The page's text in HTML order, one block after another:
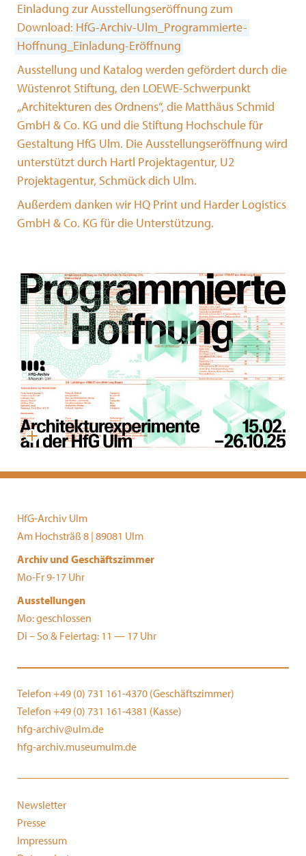
Einladung zur Ausstellungseröffnung zum
Download: HfG-Archiv-Ulm_Programmierte-
Hoffnung_Einladung-Eröffnung
Ausstellung und Katalog werden gefördert durch die
Wüstenrot Stiftung, den LOEWE-Schwerpunkt
„Architekturen des Ordnens“, die Matthäus Schmid
GmbH & Co. KG und die Stiftung Hochschule für
Gestaltung HfG Ulm. Die Ausstellungseröffnung wird
unterstützt durch Hartl Projektagentur, U2
Projektagentur, Schmück dich Ulm.
Außerdem danken wir HQ Print und Harder Logistics
GmbH & Co. KG für die Unterstützung.
HfG-Archiv Ulm
Am Hochsträß 8 | 89081 Ulm
Archiv und Geschäftszimmer
Mo-Fr 9-17 Uhr
Ausstellungen
Mo: geschlossen
Di – So & Feiertag: 11 — 17 Uhr
Telefon +49 (0) 731 161-4370 (Geschäftszimmer)
Telefon +49 (0) 731 161-4381 (Kasse)
hfg-archiv@ulm.de
hfg-archiv.museumulm.de
Newsletter
Presse
Impressum